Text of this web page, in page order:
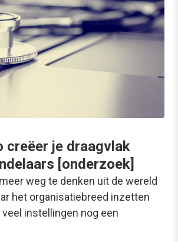
creëer je draagvlak
[onderzoek]
weg te denken uit de wereld
het organisatiebreed inzetten
instellingen nog een